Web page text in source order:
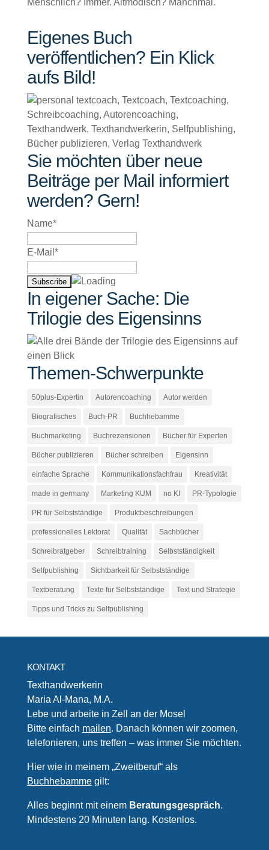
Menschlich? Immer. Altmodisch? Manchmal.
Eigenes Buch
veröffentlichen? Ein Klick
aufs Bild!
Sie möchten über neue
Beiträge per Mail informiert
werden? Gern!
Name*
E-Mail*
In eigener Sache: Die
Trilogie des Eigensinns
Themen-Schwerpunkte
50plus-Expertin Autorencoaching Autor werden
Biografisches Buch-PR Buchhebamme
Buchmarketing Buchrezensionen Bücher für Experten
Bücher publizieren Bücher schreiben Eigensinn
einfache Sprache Kommunikationsfachfrau Kreativität
made in germany Marketing KUM no KI PR-Typologie
PR für Selbstständige Produktbeschreibungen
professionelles Lektorat Qualität Sachbücher
Schreibratgeber Schreibtraining Selbstständigkeit
Selfpublishing Sichtbarkeit für Selbstständige
Textberatung Texte für Selbstständige Text und Strategie
Tipps und Tricks zu Selfpublishing
KONTAKT
Texthandwerkerin
Maria Al-Mana, M.A.
Lebe und arbeite in Zell an der Mosel
Bitte einfach mailen. Danach können wir zoomen,
telefonieren, uns treffen – was immer Sie möchten.
Hier wie in meinem „Zweitberuf“ als
Buchhebammegilt:
Alles beginnt mit einem Beratungsgespräch.
Mindestens 20 Minuten lang. Kostenlos.